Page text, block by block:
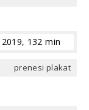
prenesi plakat